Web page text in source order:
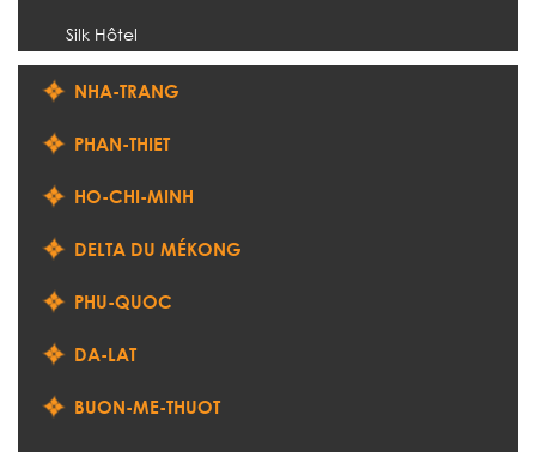
Silk Hôtel
NHA-TRANG
PHAN-THIET
HO-CHI-MINH
DELTA DU MÉKONG
PHU-QUOC
DA-LAT
BUON-ME-THUOT